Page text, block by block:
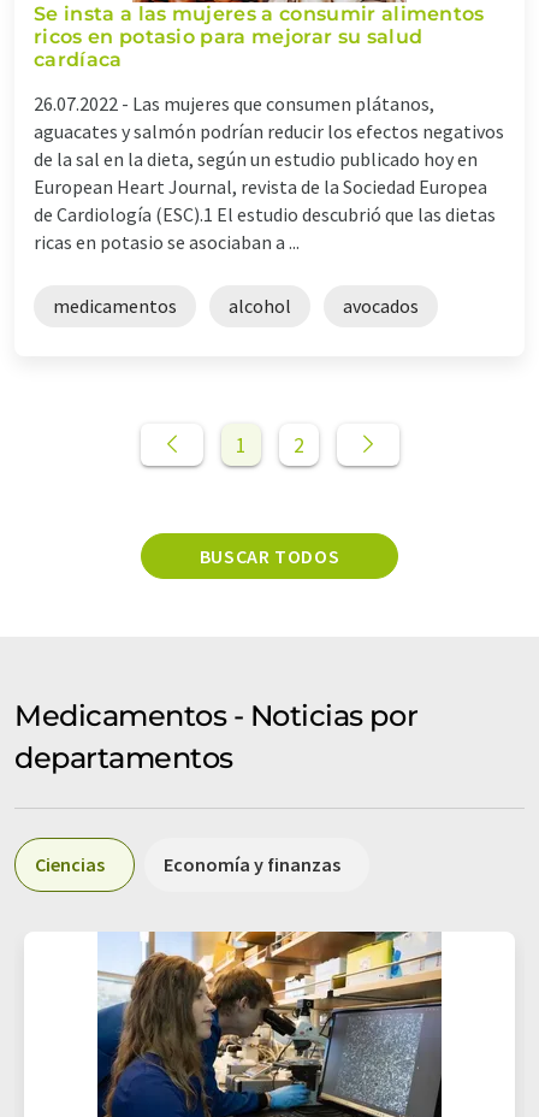
Se insta a las mujeres a consumir alimentos
ricos en potasio para mejorar su salud
cardíaca
26.07.2022 - Las mujeres que consumen plátanos,
aguacates y salmón podrían reducir los efectos negativos
de la sal en la dieta, según un estudio publicado hoy en
European Heart Journal, revista de la Sociedad Europea
de Cardiología (ESC).1 El estudio descubrió que las dietas
ricas en potasio se asociaban a ...
medicamentos alcohol avocados
1 2
BUSCAR TODOS
Medicamentos - Noticias por
departamentos
Ciencias Economía y finanzas